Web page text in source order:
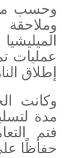
وحسب
عمليات
إطلاق
وكانت
مدة
فتم
حفاظًا